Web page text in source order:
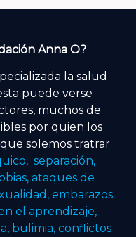
Anna O?
la salud
puede verse
muchos de
por quien los
solemos tratrar
separación,
ataques de
embarazos
el aprendizaje,
bulimia, conflictos